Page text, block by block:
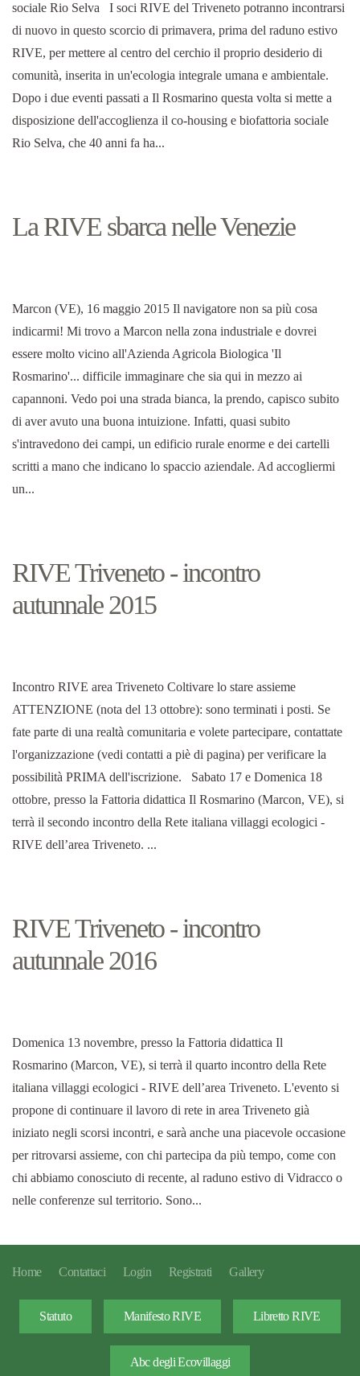
sociale Rio Selva I soci RIVE del Triveneto potranno incontrarsi
di nuovo in questo scorcio di primavera, prima del raduno estivo
RIVE, per mettere al centro del cerchio il proprio desiderio di
comunità, inserita in un'ecologia integrale umana e ambientale.
Dopo i due eventi passati a Il Rosmarino questa volta si mette a
disposizione dell'accoglienza il co-housing e biofattoria sociale
Rio Selva, che 40 anni fa ha...
La RIVE sbarca nelle Venezie
Marcon (VE), 16 maggio 2015 Il navigatore non sa più cosa
indicarmi! Mi trovo a Marcon nella zona industriale e dovrei
essere molto vicino all'Azienda Agricola Biologica 'Il
Rosmarino'... difficile immaginare che sia qui in mezzo ai
capannoni. Vedo poi una strada bianca, la prendo, capisco subito
di aver avuto una buona intuizione. Infatti, quasi subito
s'intravedono dei campi, un edificio rurale enorme e dei cartelli
scritti a mano che indicano lo spaccio aziendale. Ad accogliermi
un...
RIVE Triveneto - incontro
autunnale 2015
Incontro RIVE area Triveneto Coltivare lo stare assieme
ATTENZIONE (nota del 13 ottobre): sono terminati i posti. Se
fate parte di una realtà comunitaria e volete partecipare, contattate
l'organizzazione (vedi contatti a piè di pagina) per verificare la
possibilità PRIMA dell'iscrizione. Sabato 17 e Domenica 18
ottobre, presso la Fattoria didattica Il Rosmarino (Marcon, VE), si
terrà il secondo incontro della Rete italiana villaggi ecologici -
RIVE dell’area Triveneto. ...
RIVE Triveneto - incontro
autunnale 2016
Domenica 13 novembre, presso la Fattoria didattica Il
Rosmarino (Marcon, VE), si terrà il quarto incontro della Rete
italiana villaggi ecologici - RIVE dell’area Triveneto. L'evento si
propone di continuare il lavoro di rete in area Triveneto già
iniziato negli scorsi incontri, e sarà anche una piacevole occasione
per ritrovarsi assieme, con chi partecipa da più tempo, come con
chi abbiamo conosciuto di recente, al raduno estivo di Vidracco o
nelle conferenze sul territorio. Sono...
Home Contattaci Login Registrati Gallery
Statuto Manifesto RIVE Libretto RIVE
Abc degli Ecovillaggi